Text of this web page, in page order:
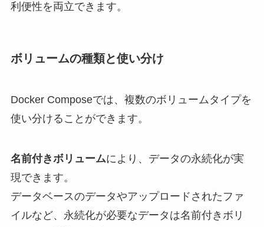
利便性を両立できます。
ボリュームの種類と使い分け
Docker Composeでは、複数のボリュームタイプを
使い分けることができます。
名前付きボリュームにより、データの永続化が実
現できます。
データベースのデータやアップロードされたファ
イルなど、永続化が必要なデータは名前付きボリ